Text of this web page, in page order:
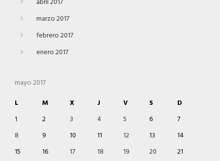
marzo 2017
febrero 2017
enero 2017
mayo 2017
L
M X J V S
D
1
2 3 4 5 6
7
8
9 10 11 12 13
14
15
16 17 18 19 20
21